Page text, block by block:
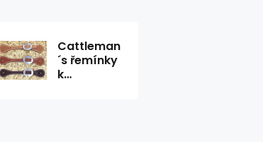
Cattleman
´s řemínky
k